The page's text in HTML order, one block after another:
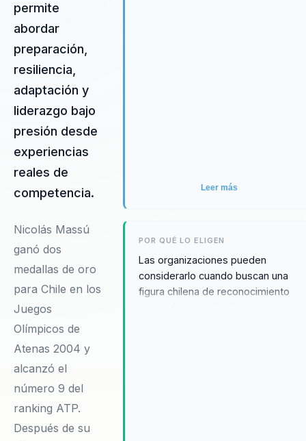
permite
abordar
preparación,
resiliencia,
adaptación y
liderazgo bajo
presión desde
experiencias
reales de
competencia.
Nicolás Massú
ganó dos
medallas de oro
para Chile en los
Juegos
Olímpicos de
Atenas 2004 y
alcanzó el
número 9 del
ranking ATP.
Después de su
Leer más
POR QUÉ LO ELIGEN
Las organizaciones pueden
considerarlo cuando buscan una
figura chilena de reconocimiento